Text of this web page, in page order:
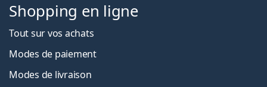
Shopping en ligne
Tout sur vos achats
Modes de paiement
Modes de livraison